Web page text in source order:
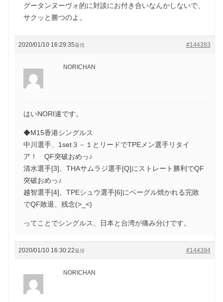
グータンヌーヴォ的に対談にお付き合いなんかしないで、
サクッと勝つのよ。
2020/01/10 16:29:35 #144393
返信
NORICHAN
はいNORI速です。
◆M15香港シングルス
中川選手、1set３－１とリードでTPEメン選手リタイ
ア！ QF突破おめっ♪
清水選手[3]、THAサムラジ選手[Q]にストレート勝利でQF
突破おめっ♪
越智選手[4]、TPEシュウ選手[6]にベーグル焼かれる完敗
でQF敗退、残念(>_<)
ってことでシングルス、日本と台湾が痛み分けです。
2020/01/10 16:30:22 #144394
返信
NORICHAN